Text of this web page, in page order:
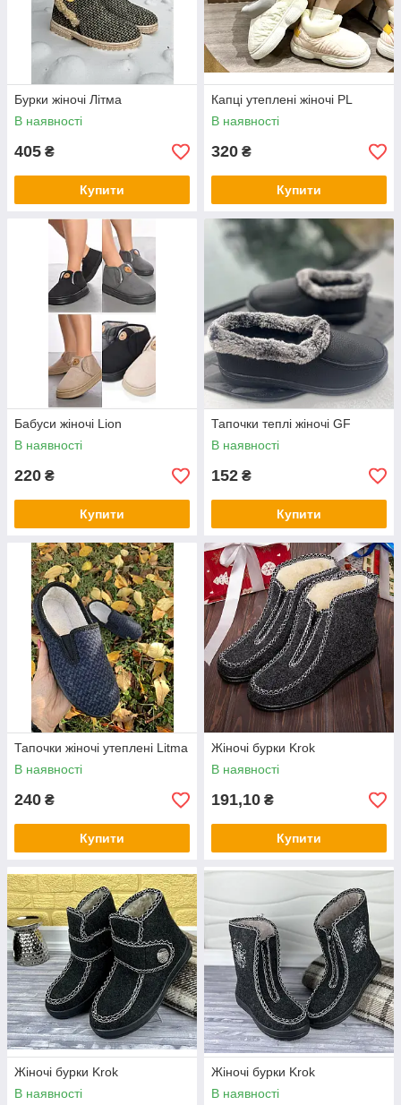
Бурки жіночі Літма
В наявності
405 ₴
Купити
Капці утеплені жіночі PL
В наявності
320 ₴
Купити
Бабуси жіночі Lion
В наявності
220 ₴
Купити
Тапочки теплі жіночі GF
В наявності
152 ₴
Купити
Тапочки жіночі утеплені Litma
В наявності
240 ₴
Купити
Жіночі бурки Krok
В наявності
191,10 ₴
Купити
Жіночі бурки Krok
В наявності
Жіночі бурки Krok
В наявності